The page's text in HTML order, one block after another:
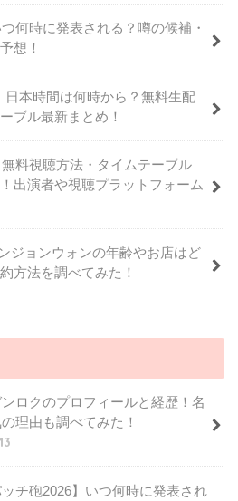
何時に発表される？噂の候補・
想！
日本時間は何時から？無料生配
ブル最新まとめ！
無料視聴方法・タイムテーブル
出演者や視聴プラットフォーム
ジョンウォンの年齢やお店はど
方法を調べてみた！
ロクのプロフィールと経歴！名
理由も調べてみた！
ッチ砲2026】いつ何時に発表され